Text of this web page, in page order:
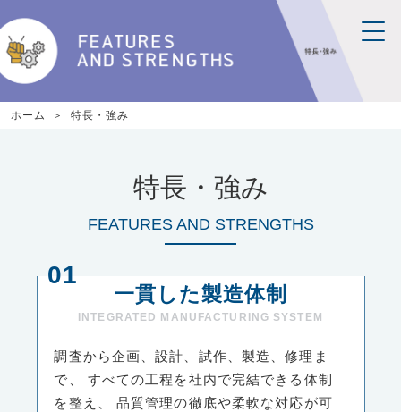
ホーム 特長・強み
特長・強み
FEATURES AND STRENGTHS
一貫した製造体制
INTEGRATED MANUFACTURING SYSTEM
調査から企画、設計、試作、製造、修理ま
で、
すべての工程を社内で完結できる体制
を整え、
品質管理の徹底や柔軟な対応が可